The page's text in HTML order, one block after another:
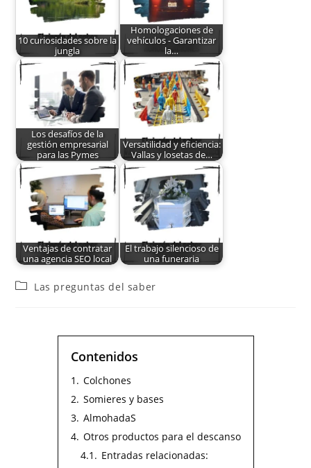
10 curiosidades sobre la
jungla
Homologaciones de
vehículos - Garantizar
la…
Los desafíos de la
gestión empresarial
para las Pymes
Versatilidad y eficiencia:
Vallas y losetas de…
Ventajas de contratar
una agencia SEO local
El trabajo silencioso de
una funeraria
Las preguntas del saber
Contenidos
1. Colchones
2. Somieres y bases
3. AlmohadaS
4. Otros productos para el descanso
4.1. Entradas relacionadas: